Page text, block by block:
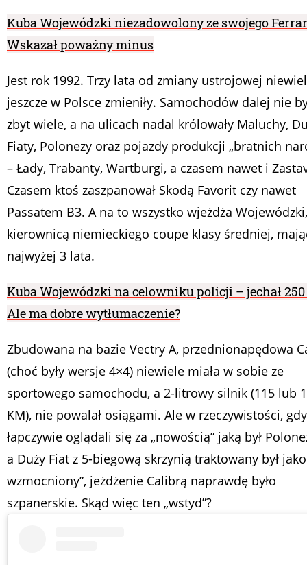
Kuba Wojewódzki niezadowolony ze swojego
Wskazał poważny minus
Jest rok 1992. Trzy lata od zmiany ustrojowej
jeszcze w Polsce zmieniły. Samochodów dalej nie
zbyt wiele, a na ulicach nadal królowały Maluchy,
Fiaty, Polonezy oraz pojazdy produkcji „bratnich
– Łady, Trabanty, Wartburgi, a czasem nawet i
Czasem ktoś zaszpanował Skodą Favorit czy nawet
Passatem B3. A na to wszystko wjeżdża
kierownicą niemieckiego coupe klasy średniej,
najwyżej 3 lata.
Kuba Wojewódzki na celowniku policji – jechał
Ale ma dobre wytłumaczenie?
Zbudowana na bazie Vectry A, przednionapędowa
(choć były wersje 4×4) niewiele miała w sobie ze
sportowego samochodu, a 2-litrowy silnik (115 lub
KM), nie powalał osiągami. Ale w rzeczywistości,
łapczywie oglądali się za „nowością” jaką był
a Duży Fiat z 5-biegową skrzynią traktowany był
wzmocniony”, jeżdżenie Calibrą naprawdę było
szpanerskie. Skąd więc ten „wstyd”?